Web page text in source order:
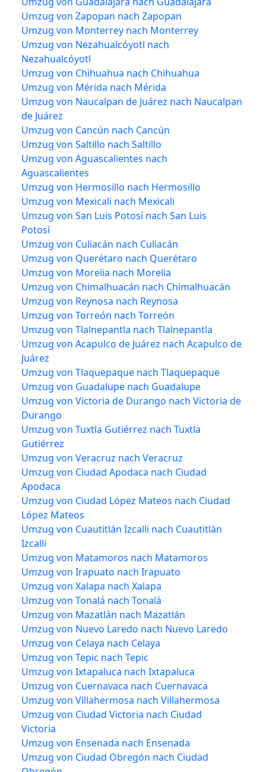
Umzug von Zapopan nach Zapopan
Umzug von Monterrey nach Monterrey
Umzug von Nezahualcóyotl nach
Nezahualcóyotl
Umzug von Chihuahua nach Chihuahua
Umzug von Mérida nach Mérida
Umzug von Naucalpan de Juárez nach Naucalpan
de Juárez
Umzug von Cancún nach Cancún
Umzug von Saltillo nach Saltillo
Umzug von Aguascalientes nach
Aguascalientes
Umzug von Hermosillo nach Hermosillo
Umzug von Mexicali nach Mexicali
Umzug von San Luis Potosí nach San Luis
Potosí
Umzug von Culiacán nach Culiacán
Umzug von Querétaro nach Querétaro
Umzug von Morelia nach Morelia
Umzug von Chimalhuacán nach Chimalhuacán
Umzug von Reynosa nach Reynosa
Umzug von Torreón nach Torreón
Umzug von Tlalnepantla nach Tlalnepantla
Umzug von Acapulco de Juárez nach Acapulco de
Juárez
Umzug von Tlaquepaque nach Tlaquepaque
Umzug von Guadalupe nach Guadalupe
Umzug von Victoria de Durango nach Victoria de
Durango
Umzug von Tuxtla Gutiérrez nach Tuxtla
Gutiérrez
Umzug von Veracruz nach Veracruz
Umzug von Ciudad Apodaca nach Ciudad
Apodaca
Umzug von Ciudad López Mateos nach Ciudad
López Mateos
Umzug von Cuautitlán Izcalli nach Cuautitlán
Izcalli
Umzug von Matamoros nach Matamoros
Umzug von Irapuato nach Irapuato
Umzug von Xalapa nach Xalapa
Umzug von Tonalá nach Tonalá
Umzug von Mazatlán nach Mazatlán
Umzug von Nuevo Laredo nach Nuevo Laredo
Umzug von Celaya nach Celaya
Umzug von Tepic nach Tepic
Umzug von Ixtapaluca nach Ixtapaluca
Umzug von Cuernavaca nach Cuernavaca
Umzug von Villahermosa nach Villahermosa
Umzug von Ciudad Victoria nach Ciudad
Victoria
Umzug von Ensenada nach Ensenada
Umzug von Ciudad Obregón nach Ciudad